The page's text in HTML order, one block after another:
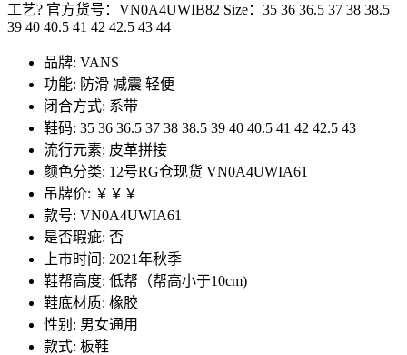
工艺? 官方货号：VN0A4UWIB82 Size：35 36 36.5 37 38 38.5
39 40 40.5 41 42 42.5 43 44
品牌: VANS
功能: 防滑 减震 轻便
闭合方式: 系带
鞋码: 35 36 36.5 37 38 38.5 39 40 40.5 41 42 42.5 43
流行元素: 皮革拼接
颜色分类: 12号RG仓现货 VN0A4UWIA61
吊牌价: ￥￥￥
款号: VN0A4UWIA61
是否瑕疵: 否
上市时间: 2021年秋季
鞋帮高度: 低帮（帮高小于10cm)
鞋底材质: 橡胶
性别: 男女通用
款式: 板鞋